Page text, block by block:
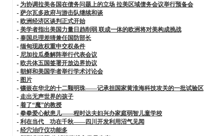
- 为协调拉美各国在债务问题上的立场 拉美区域债务会议举行预备会
- 萨尔瓦多政府与游击队继续和谈
- 欧洲经济区谈判正式开始
- 美学者指出美国力量日趋削弱 联成一体的欧洲将对美构成挑战
- 泰国总理差猜兼任国防部长
- 缅甸现政权重申交权条件
- 尼加拉瓜桑解阵举行代表会议
- 欧共体五国签署开放边界协议
- 朝鲜和美国学者举行学术讨论会
- 图片
- 镶嵌在华北的十二颗明珠——记承担国家黄淮海科技攻关的一批试验区
- 走出无声世界的孩子
- 着了“魔”的教授
- 拳拳爱心献患儿——程时达夫妇兴办家庭弱智儿童学校
- 利在当代 功在千秋——四川开发利用沼气见闻
- 经穴治疗仪功能多